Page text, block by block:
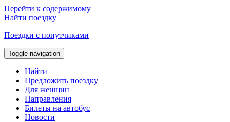
Перейти к содержимому
Найти поездку
Поездки с попутчиками
Toggle navigation
Найти
Предложить поездку
Для женщин
Направления
Билеты на автобус
Новости